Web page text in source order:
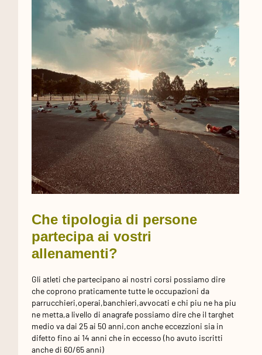
Che tipologia di persone
partecipa ai vostri
allenamenti?
Gli atleti che partecipano ai nostri corsi possiamo dire
che coprono praticamente tutte le occupazioni da
parrucchieri,operai,banchieri,avvocati e chi piu ne ha piu
ne metta,a livello di anagrafe possiamo dire che il targhet
medio va dai 25 ai 50 anni,con anche eccezzioni sia in
difetto fino ai 14 anni che in eccesso (ho avuto iscritti
anche di 60/65 anni)